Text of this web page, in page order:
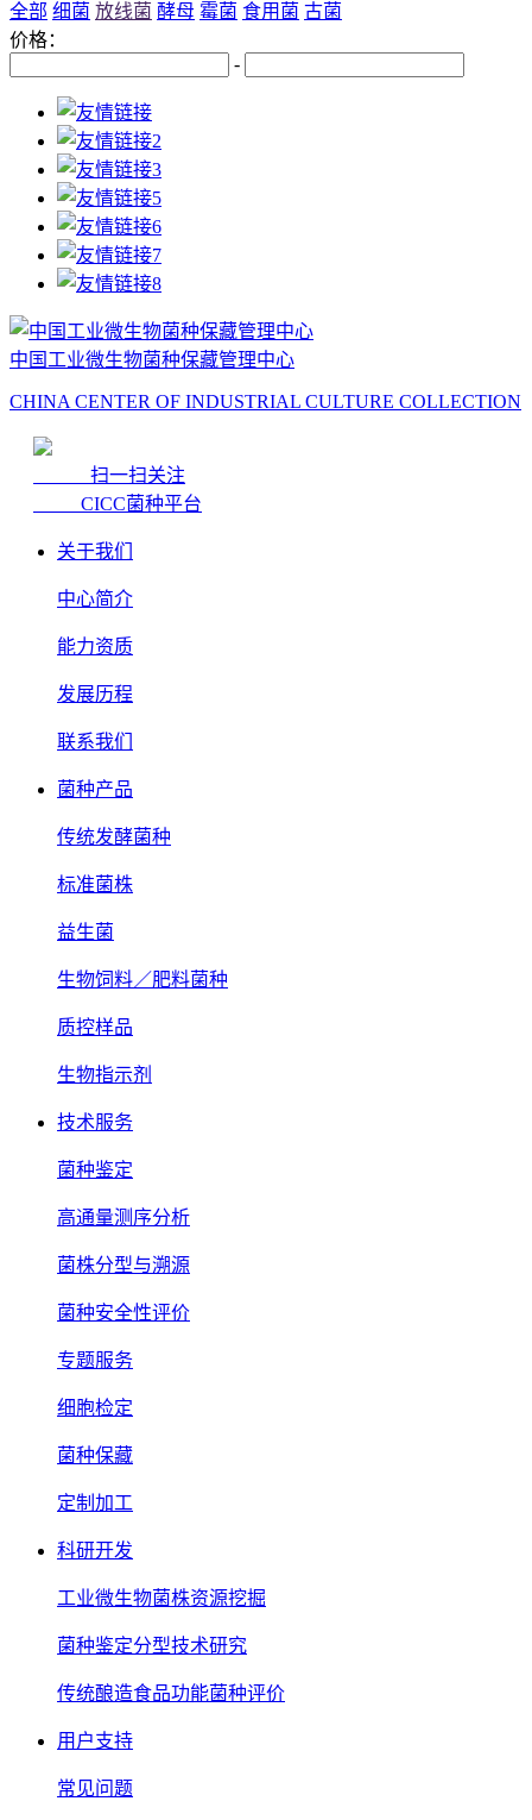
全部 细菌 放线菌 酵母 霉菌 食用菌 古菌
价格：
-
中国工业微生物菌种保藏管理中心
CHINA CENTER OF INDUSTRIAL CULTURE COLLECTION
扫一扫关注
CICC菌种平台
关于我们
中心简介
能力资质
发展历程
联系我们
菌种产品
传统发酵菌种
标准菌株
益生菌
生物饲料／肥料菌种
质控样品
生物指示剂
技术服务
菌种鉴定
高通量测序分析
菌株分型与溯源
菌种安全性评价
专题服务
细胞检定
菌种保藏
定制加工
科研开发
工业微生物菌株资源挖掘
菌种鉴定分型技术研究
传统酿造食品功能菌种评价
用户支持
常见问题